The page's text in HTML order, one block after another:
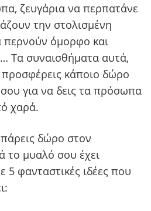
ζευγάρια να περπατάνε
την στολισμένη
περνούν όμορφο και
Τα συναισθήματα αυτά,
κάποιο δώρο
για να δεις τα πρόσωπα
χαρά.
δώρο στον
το μυαλό σου έχει
5 φανταστικές ιδέες που